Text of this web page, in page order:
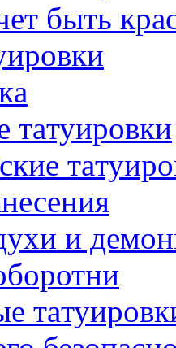
быть
тaтуировки
и